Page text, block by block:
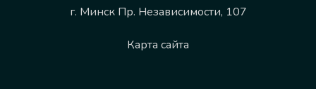
г. Минск Пр. Независимости, 107
Карта сайта